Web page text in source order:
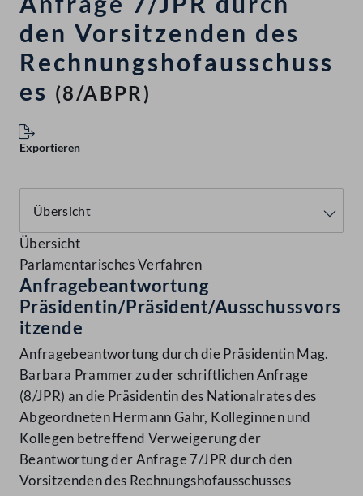
den Vorsitzenden des
Rechnungshofausschuss
es (8/ABPR)
Exportieren
Übersicht
Parlamentarisches Verfahren
Anfragebeantwortung
Präsidentin/Präsident/Ausschussvors
itzende
Anfragebeantwortung durch die Präsidentin Mag.
Barbara Prammer zu der schriftlichen Anfrage
(8/JPR) an die Präsidentin des Nationalrates des
Abgeordneten Hermann Gahr, Kolleginnen und
Kollegen betreffend Verweigerung der
Beantwortung der Anfrage 7/JPR durch den
Vorsitzenden des Rechnungshofausschusses